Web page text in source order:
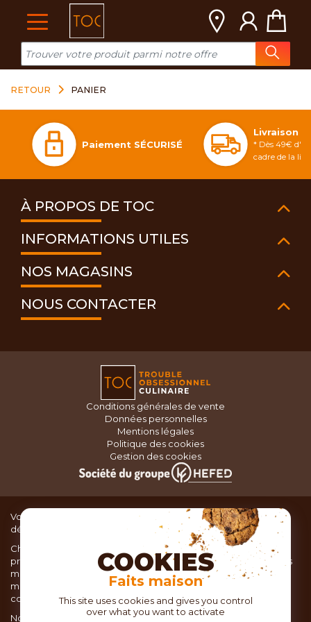
RETOUR PANIER
Paiement SÉCURISÉ
Livraison
* Dès 49€
cadre de la
À PROPOS DE TOC
INFORMATIONS UTILES
NOS MAGASINS
NOUS CONTACTER
Conditions générales de vente
Données personnelles
Mentions légales
Politique des cookies
Gestion des cookies
Vous recherchez du matériel de cuisine pour concocter de
délicieux plats ou des pâtisseries dignes d’un grand chef ?
Chez TOC, boutique d’ustensiles de cuisine, nous vous
proposons une large sélection de produits issus des meilleures
marques de matériel de cuisine: Ustensiles de pâtisserie,
matériel de cuisson, service de table, ustensiles de cuisine,
coutellerie, set picnic.
Nous vous réservons un accueil chaleureux au sein de nos 21
Cookies management panel
COOKIES
Faits maison
This site uses cookies and gives you control
over what you want to activate